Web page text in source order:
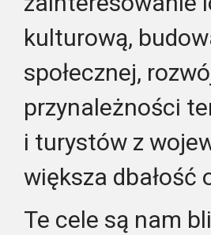
kulturową,
społecznej,
przynależności
i turystów z
większa dbałość
Te cele są nam